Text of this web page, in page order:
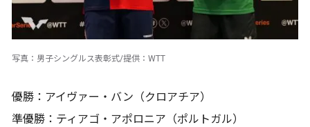
写真：男子シングルス表彰式/提供：WTT
優勝：アイヴァー・バン（クロアチア）
準優勝：ティアゴ・アポロニア（ポルトガル）